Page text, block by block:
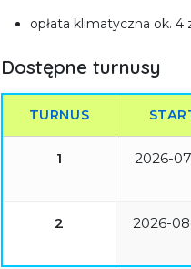
opłata klimatyczna ok. 4
Dostępne turnusy
TURNUS
1 2026-
2 2026-